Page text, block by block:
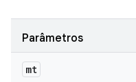
Parâmetros
mt